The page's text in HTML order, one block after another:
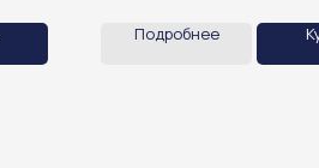
Подробнее